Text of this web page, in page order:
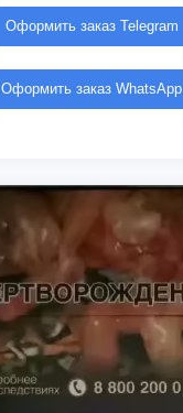
Оформить заказ Telegram
Оформить заказ WhatsApp